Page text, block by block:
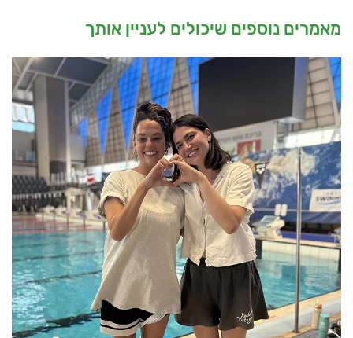
מאמרים נוספים שיכולים לעניין אותך